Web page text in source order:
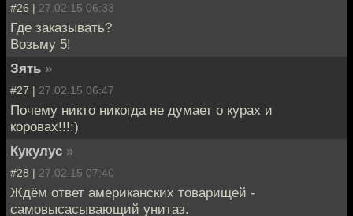
#26 | 27.02.15 06:33
Где заказывать?
Возьму 5!
Зять »
#27 | 27.02.15 06:47
Почему никто никогда не думает о курах и
коровах!!!:)
Кукулус »
#28 | 27.02.15 07:40
Ждём ответ американских товарищей -
самовысасывающий унитаз.